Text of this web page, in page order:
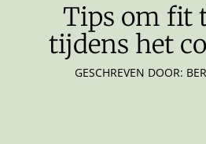
Tips om fit
tijdens het
GESCHREVEN DOOR: